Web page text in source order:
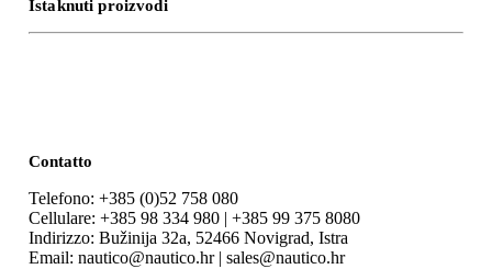
Istaknuti proizvodi
Contatto
Telefono: +385 (0)52 758 080
Cellulare: +385 98 334 980 | +385 99 375 8080
Indirizzo: Bužinija 32a, 52466 Novigrad, Istra
Email: nautico@nautico.hr | sales@nautico.hr